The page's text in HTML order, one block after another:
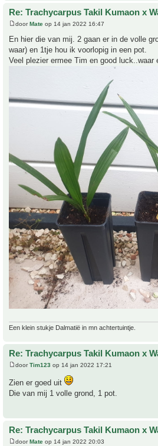
Re: Trachycarpus Takil Kumaon x
doorMate op 14 jan 2022 16:47
En hier die van mij. 2 gaan er in de volle
waar) en 1tje hou ik voorlopig in een pot.
Veel plezier ermee Tim en good luck..waar
Een klein stukje Dalmatië in mn achtertuintje.
Re: Trachycarpus Takil Kumaon x
doorTim123 op 14 jan 2022 17:21
Zien er goed uit
Die van mij 1 volle grond, 1 pot.
Re: Trachycarpus Takil Kumaon x
doorMate op 14 jan 2022 20:03